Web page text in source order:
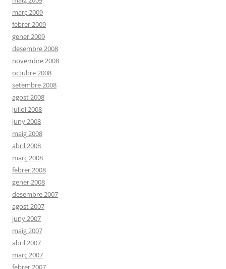
març 2009
febrer 2009
gener 2009
desembre 2008
novembre 2008
octubre 2008
setembre 2008
agost 2008
juliol 2008
juny 2008
maig 2008
abril 2008
març 2008
febrer 2008
gener 2008
desembre 2007
agost 2007
juny 2007
maig 2007
abril 2007
març 2007
febrer 2007